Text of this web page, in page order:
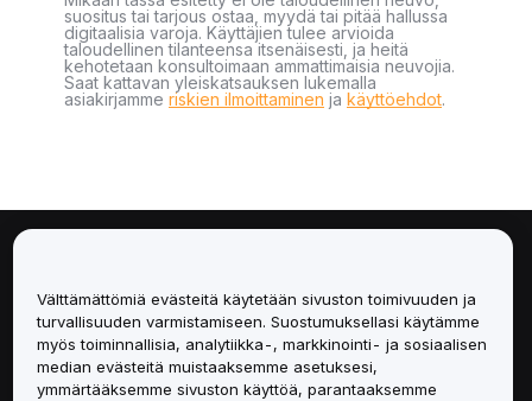
suositus tai tarjous ostaa, myydä tai pitää hallussa
digitaalisia varoja. Käyttäjien tulee arvioida
taloudellinen tilanteensa itsenäisesti, ja heitä
kehotetaan konsultoimaan ammattimaisia neuvojia.
Saat kattavan yleiskatsauksen lukemalla
asiakirjamme riskien ilmoittaminen ja käyttöehdot.
Palvelut
Tuki
Välttämättömiä evästeitä käytetään sivuston toimivuuden ja
turvallisuuden varmistamiseen. Suostumuksellasi käytämme
myös toiminnallisia, analytiikka-, markkinointi- ja sosiaalisen
median evästeitä muistaaksemme asetuksesi,
ymmärtääksemme sivuston käyttöä, parantaaksemme